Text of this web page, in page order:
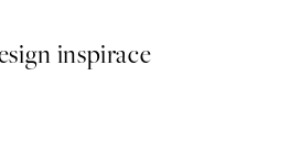
inspirace